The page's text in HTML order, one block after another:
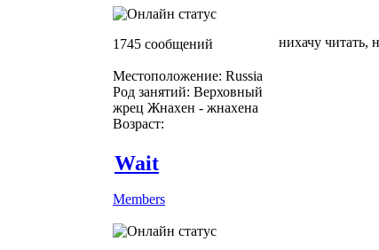
1745 сообщений
Местоположение: Russia
Род занятий: Верховный
жрец Жнахен - жнахена
Возраст:
нихачу читать,
Wait
Members